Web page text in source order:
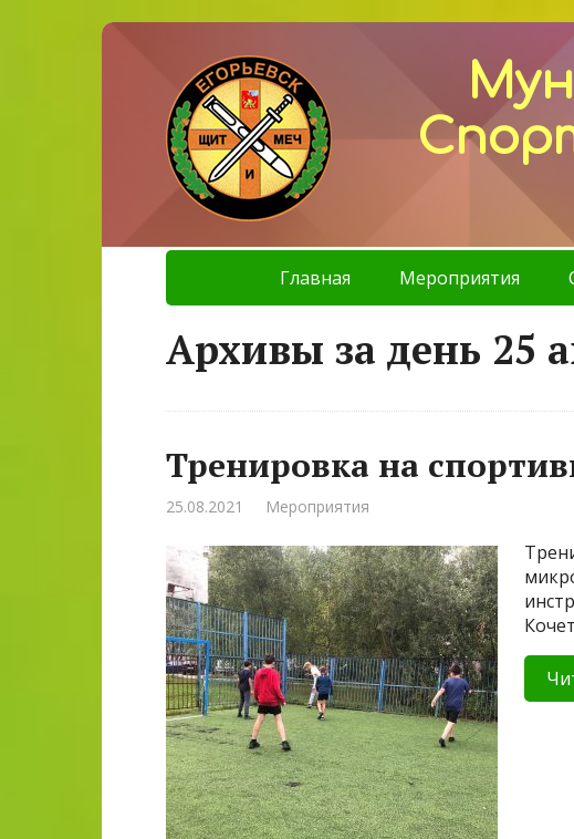
Главная Мероприятия
Архивы за день 25
Тренировка на
25.08.2021 Мероприятия